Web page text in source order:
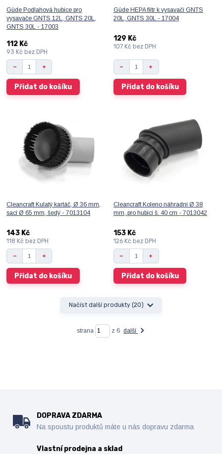
Güde Podlahová hubice pro
vysavače GNTS 12L, GNTS 20L,
GNTS 30L - 17003
112 Kč
93 Kč bez DPH
Přidat do košíku
Güde HEPA filtr k vysavači GNTS
20L, GNTS 30L - 17004
129 Kč
107 Kč bez DPH
Přidat do košíku
Cleancraft Kulatý kartáč, Ø 36 mm,
sací Ø 65 mm, šedý - 7013104
143 Kč
118 Kč bez DPH
Přidat do košíku
Cleancraft Koleno náhradní Ø 38
mm, pro hubici š. 40 cm - 7013042
153 Kč
126 Kč bez DPH
Přidat do košíku
Načíst další produkty (20)
strana z 6 další
DOPRAVA ZDARMA
Na spoustu produktů máte u nás dopravu zdarma
Vlastní prodejna a sklad